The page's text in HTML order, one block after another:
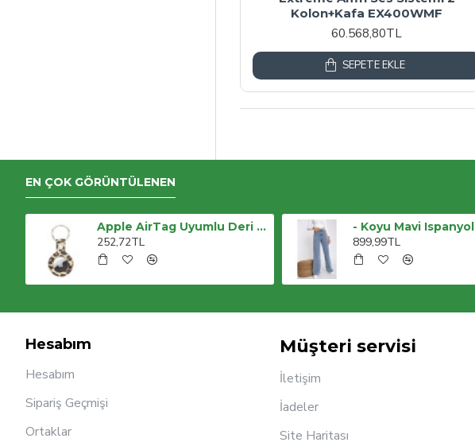
Kolon+Kafa EX400WMF
60.568,80TL
SEPETE EKLE
EN ÇOK GÖRÜNTÜLENEN
Apple AirTag Uyumlu Deri Anahtarlık, LEO NE Kahve
252,72TL 899,99TL
Hesabım
Hesabım
Sipariş Geçmişi
Ortaklar
Müşteri servisi
İletişim
İadeler
Site Haritası